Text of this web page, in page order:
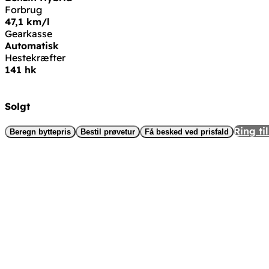
Forbrug
47,1 km/l
Gearkasse
Automatisk
Hestekræfter
141 hk
Solgt
Beregn byttepris Bestil prøvetur Få besked ved prisfald Ring